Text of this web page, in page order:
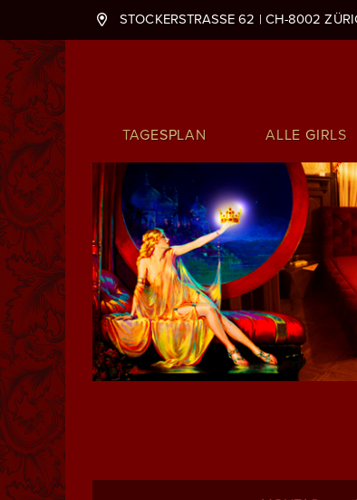
STOCKERSTRASSE 62 | CH-8002
Hauptnavigation
TAGESPLAN ALLE GIRLS